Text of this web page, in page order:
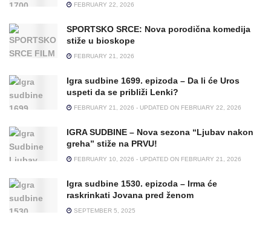
FEBRUARY 22, 2026
SPORTSKO SRCE: Nova porodična komedija
stiže u bioskope
FEBRUARY 21, 2026
Igra sudbine 1699. epizoda – Da li će Uros
uspeti da se približi Lenki?
FEBRUARY 21, 2026 - UPDATED ON FEBRUARY 22, 2026
IGRA SUDBINE – Nova sezona “Ljubav nakon
greha” stiže na PRVU!
FEBRUARY 10, 2026 - UPDATED ON FEBRUARY 21, 2026
Igra sudbine 1530. epizoda – Irma će
raskrinkati Jovana pred ženom
SEPTEMBER 5, 2025